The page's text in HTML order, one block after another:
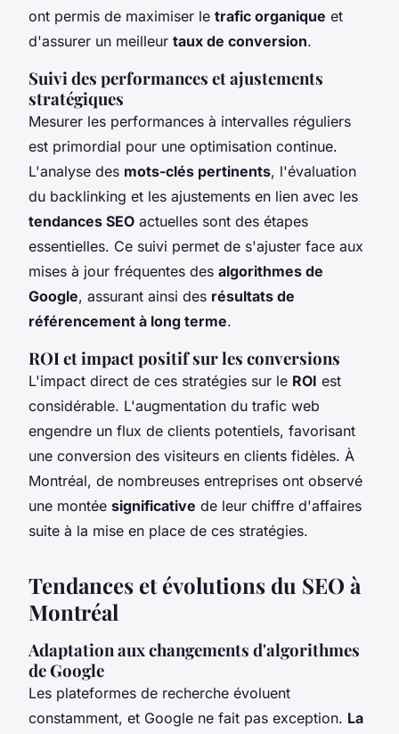
ont permis de maximiser le trafic organique et
d'assurer un meilleur taux de conversion.
Suivi des performances et ajustements
stratégiques
Mesurer les performances à intervalles réguliers
est primordial pour une optimisation continue.
L'analyse des mots-clés pertinents, l'évaluation
du backlinking et les ajustements en lien avec les
tendances SEO actuelles sont des étapes
essentielles. Ce suivi permet de s'ajuster face aux
mises à jour fréquentes des algorithmes de
Google, assurant ainsi des résultats de
référencement à long terme.
ROI et impact positif sur les conversions
L'impact direct de ces stratégies sur le ROI est
considérable. L'augmentation du trafic web
engendre un flux de clients potentiels, favorisant
une conversion des visiteurs en clients fidèles. À
Montréal, de nombreuses entreprises ont observé
une montée significative de leur chiffre d'affaires
suite à la mise en place de ces stratégies.
Tendances et évolutions du SEO à
Montréal
Adaptation aux changements d'algorithmes
de Google
Les plateformes de recherche évoluent
constamment, et Google ne fait pas exception. La